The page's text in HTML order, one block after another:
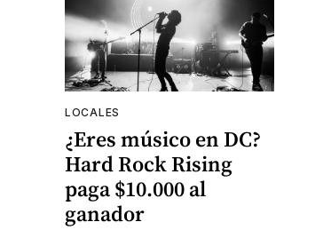
LOCALES
¿Eres músico en DC?
Hard Rock Rising
paga $10.000 al
ganador